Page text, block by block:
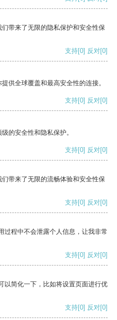
带来了无限的隐私保护和安全性保
支持[0] 反对[0]
供全球覆盖和最高安全性的连接。
支持[0] 反对[0]
的安全性和隐私保护。
支持[0] 反对[0]
带来了无限的流畅体验和安全性保
支持[0] 反对[0]
过程中不会泄露个人信息，让我非常
支持[0] 反对[0]
以简化一下，比如将设置页面进行优
支持[0] 反对[0]